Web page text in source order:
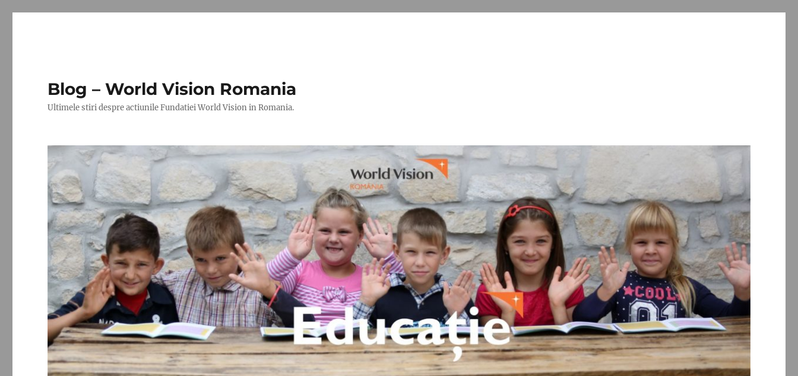
Blog – World Vision Romania
Ultimele stiri despre actiunile Fundatiei World Vision in Romania.